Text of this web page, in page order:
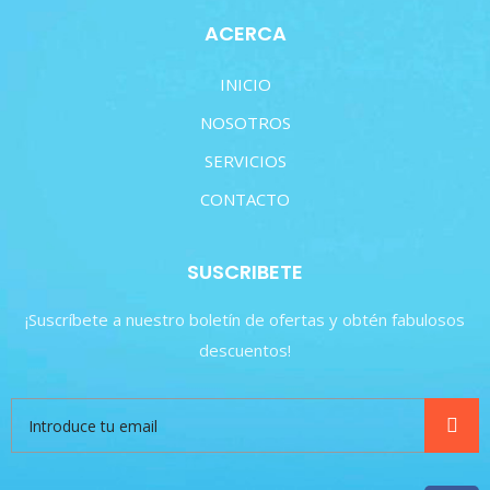
ACERCA
INICIO
NOSOTROS
SERVICIOS
CONTACTO
SUSCRIBETE
¡Suscríbete a nuestro boletín de ofertas y obtén fabulosos
descuentos!